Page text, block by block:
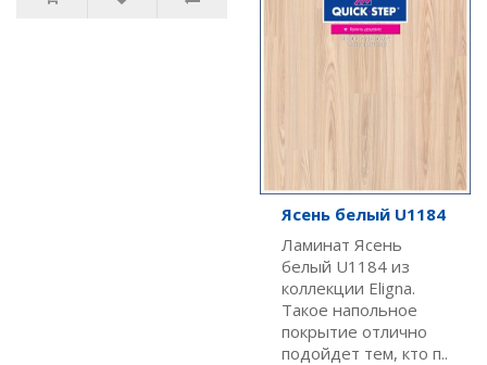
Ясень белый U1184
Ламинат Ясень
белый U1184 из
коллекции Eligna.
Такое напольное
покрытие отлично
подойдет тем, кто п..